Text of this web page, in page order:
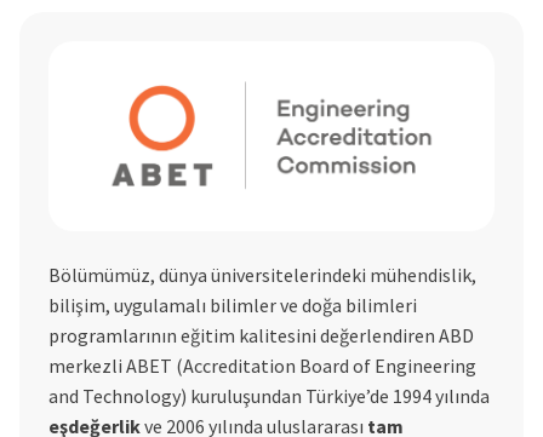
Bölümümüz, dünya üniversitelerindeki mühendislik,
bilişim, uygulamalı bilimler ve doğa bilimleri
programlarının eğitim kalitesini değerlendiren ABD
merkezli ABET (Accreditation Board of Engineering
and Technology) kuruluşundan Türkiye’de 1994 yılında
eşdeğerlikve 2006 yılında uluslararası tam